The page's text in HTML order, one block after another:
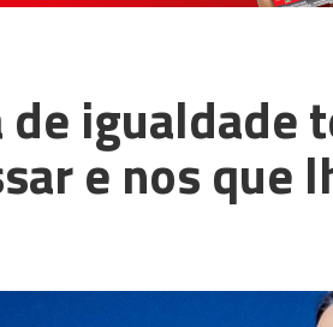
de
e nos que